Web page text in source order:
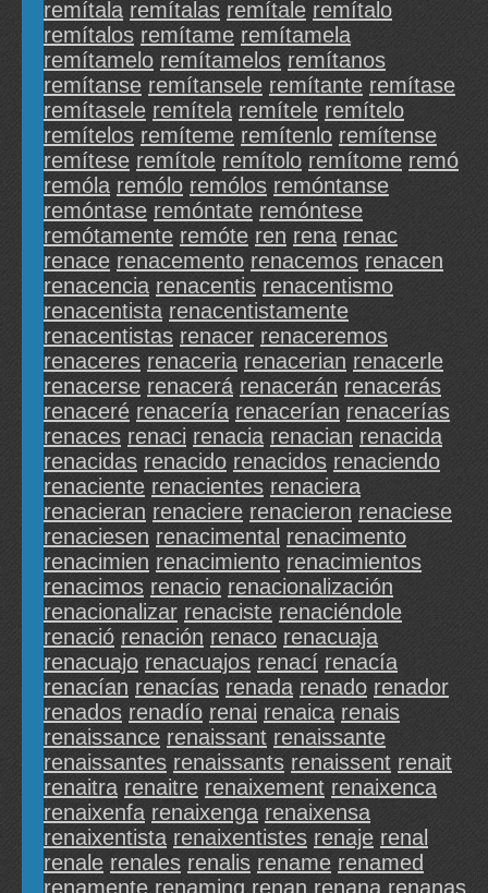
remítala remítalas remítale remítalo
remítalos remítame remítamela
remítamelo remítamelos remítanos
remítanse remítansele remítante remítase
remítasele remítela remítele remítelo
remítelos remíteme remítenlo remítense
remítese remítole remítolo remítome remó
remóla remólo remólos remóntanse
remóntase remóntate remóntese
remótamente remóte ren rena renac
renace renacemento renacemos renacen
renacencia renacentis renacentismo
renacentista renacentistamente
renacentistas renacer renaceremos
renaceres renaceria renacerian renacerle
renacerse renacerá renacerán renacerás
renaceré renacería renacerían renacerías
renaces renaci renacia renacian renacida
renacidas renacido renacidos renaciendo
renaciente renacientes renaciera
renacieran renaciere renacieron renaciese
renaciesen renacimental renacimento
renacimien renacimiento renacimientos
renacimos renacio renacionalización
renacionalizar renaciste renaciéndole
renació renación renaco renacuaja
renacuajo renacuajos renací renacía
renacían renacías renada renado renador
renados renadío renai renaica renais
renaissance renaissant renaissante
renaissantes renaissants renaissent renait
renaitra renaitre renaixement renaixenca
renaixenfa renaixenga renaixensa
renaixentista renaixentistes renaje renal
renale renales renalis rename renamed
renamente renaming renan renana renanas